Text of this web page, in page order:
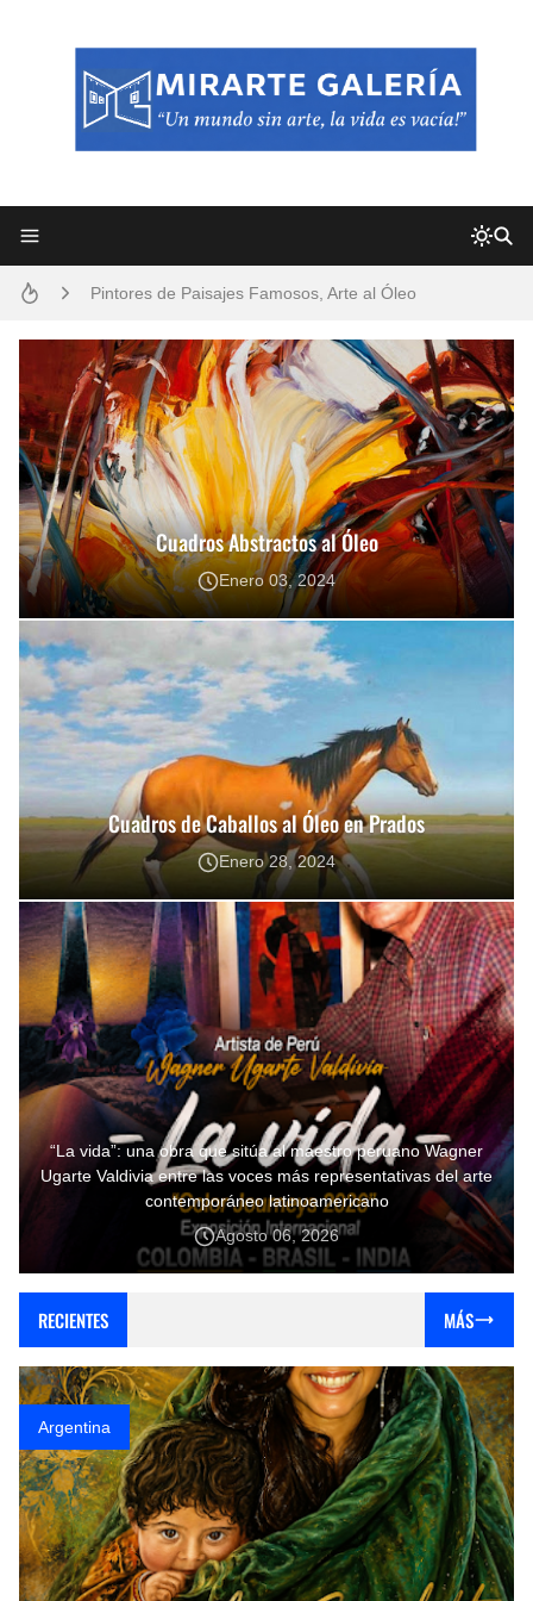
Dibujos Fáciles Para Pintar con Acrílico (Minimalismo Artístico)
Convocatoria exposición itinerante "SEMILLAS DE ARMONÍA 2025"
San Valentín Dibujos a Lápiz del 14 de Febrero
Rostros Bellos, La Perfección del Dibujo A Lápiz, Biryulina Vita
Que significan los cuadros de negras africanas?
El mundo del arte en pintura surrealista
Cuadros Abstractos al Óleo
Enero 03, 2024
Cuadros de Caballos al Óleo en Prados
Enero 28, 2024
“La vida”: una obra que sitúa al maestro peruano Wagner
Ugarte Valdivia entre las voces más representativas del arte
contemporáneo latinoamericano
Agosto 06, 2026
RECIENTES
Argentina